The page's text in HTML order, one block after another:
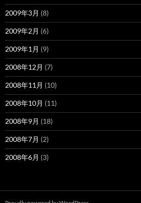
2009年3月 (8)
2009年2月 (6)
2009年1月 (9)
2008年12月 (7)
2008年11月 (10)
2008年10月 (11)
2008年9月 (18)
2008年7月 (2)
2008年6月 (3)